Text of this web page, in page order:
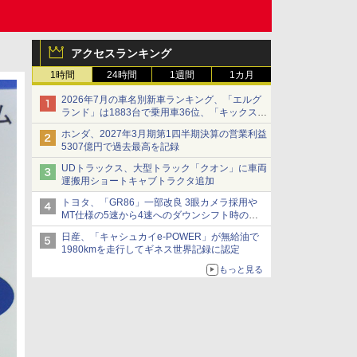
アクセスランキング
1時間 24時間 1週間 1カ月
2026年7月の車名別新車ランキング、「エルグ
ランド」は1883台で乗用車36位、「キックス」
は2591台で27位に
ホンダ、2027年3月期第1四半期決算の営業利益
5307億円で過去最高を記録
UDトラックス、大型トラック「クオン」に車両
運搬用ショートキャブトラクタ追加
トヨタ、「GR86」一部改良 3眼カメラ採用や
MT仕様の5速から4速へのダウンシフト時の操
作性向上など
日産、「キャシュカイe-POWER」が無給油で
1980kmを走行してギネス世界記録に認定
もっと見る